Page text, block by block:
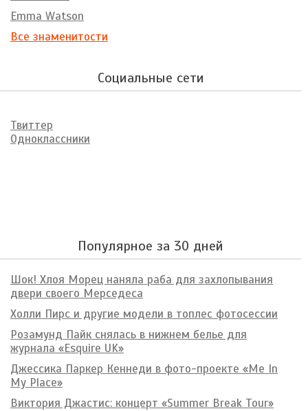
Emma Watson
Все знаменитости
Социальные сети
Твиттер
Одноклассники
Популярное за 30 дней
Шок! Хлоя Морец наняла раба для захлопывания
двери своего Мерседеса
Холли Пирс и другие модели в топлес фотосессии
Розамунд Пайк снялась в нижнем белье для
журнала «Esquire UK»
Джессика Паркер Кеннеди в фото-проекте «Me In
My Place»
Виктория Джастис: концерт «Summer Break Tour»